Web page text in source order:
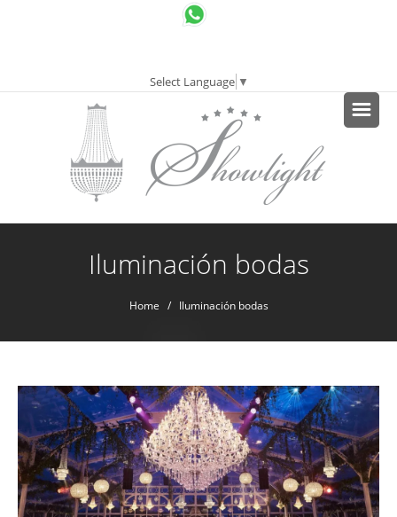
Select Language ▼
Iluminación bodas
Home / Iluminación bodas